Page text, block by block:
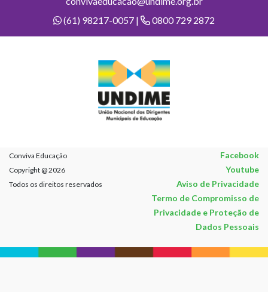
(61) 98217-0057 |
0800 729 2872
Conviva Educação Facebook
Copyright @ 2026 Youtube
Todos os direitos reservados
Aviso de Privacidade
Termo de Compromisso de
Privacidade e Proteção de
Dados Pessoais